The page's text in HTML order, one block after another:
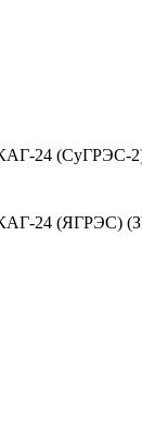
24 (СуГРЭС-
КАГ-24 (ЯГРЭС)